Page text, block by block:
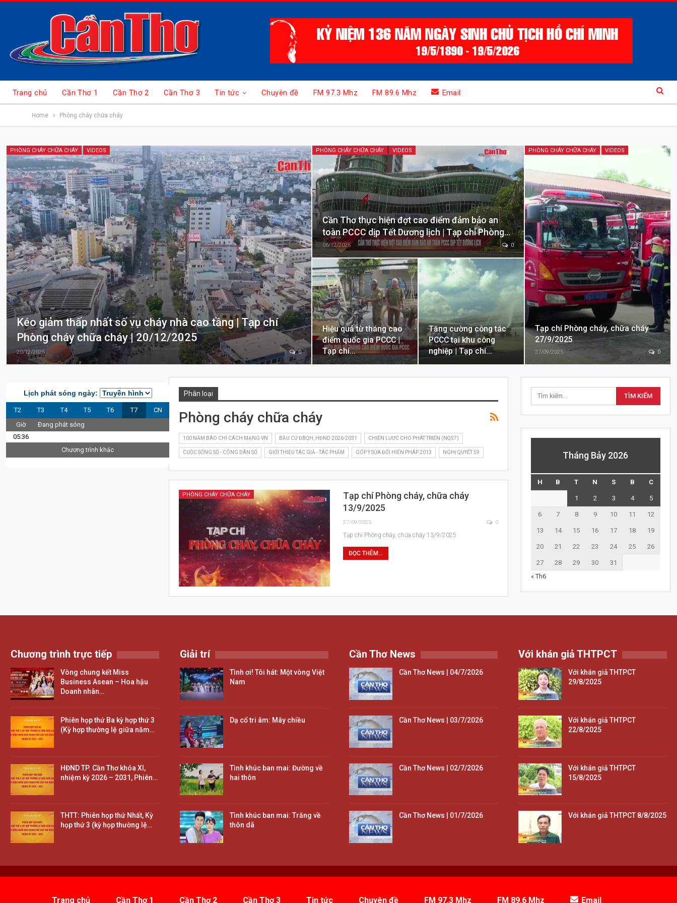
Trang chủ Cần Thơ 1 Cần Thơ 2 Cần Thơ 3 Tin tức Chuyên đề FM 97.3 Mhz FM 89.6 Mhz Email
Home Phòng cháy chữa cháy
PHÒNG CHÁY CHỮA CHÁY VIDEOS
Kéo giảm thấp nhất số vụ cháy nhà cao tầng | Tạp chí
Phòng cháy chữa cháy | 20/12/2025
20/12/2025 0
PHÒNG CHÁY CHỮA CHÁY VIDEOS
Cần Thơ thực hiện đợt cao điểm đảm bảo an
toàn PCCC dịp Tết Dương lịch | Tạp chí Phòng…
06/12/2025 0
Hiệu quả từ tháng cao
điểm quốc gia PCCC |
Tạp chí…
Tăng cường công tác
PCCC tại khu công
nghiệp | Tạp chí…
PHÒNG CHÁY CHỮA CHÁY VIDEOS
Tạp chí Phòng cháy, chữa cháy
27/9/2025
27/09/2025 0
Phân loại
Phòng cháy chữa cháy
100 NĂM BÁO CHÍ CÁCH MẠNG VN BẦU CỬ ĐBQH, HĐND 2026-2031 CHIẾN LƯỢC CHO PHÁT TRIỂN (NQ57)
CUỘC SỐNG SỐ - CÔNG DÂN SỐ GIỚI THIỆU TÁC GIẢ - TÁC PHẨM GÓP Ý SỬA ĐỔI HIẾN PHÁP 2013 NGHỊ QUYẾT 59
PHÒNG CHÁY CHỮA CHÁY
Tạp chí Phòng cháy, chữa cháy
13/9/2025
27/09/2025 0
Tạp chí Phòng cháy, chữa cháy 13/9/2025
ĐỌC THÊM...
Tháng Bảy 2026
H B T N S B C
1 2 3 4 5
6 7 8 9 10 11 12
13 14 15 16 17 18 19
20 21 22 23 24 25 26
27 28 29 30
31
« Th6
Lịch phát sóng ngày:
T2 T3 T4 T5 T6 T7
CN
Giờ
Đang phát sóng
05:36
Chương trình khác
Chương trình trực tiếp
Vòng chung kết Miss
Business Asean – Hoa hậu
Doanh nhân…
Phiên họp thứ Ba kỳ hợp thứ 3
(Kỳ hợp thường lệ giữa năm…
HĐND TP. Cần Thơ khóa XI,
nhiệm kỳ 2026 – 2031, Phiên…
THTT: Phiên họp thứ Nhất, Kỳ
họp thứ 3 (kỳ họp thường lệ…
Giải trí
Tình ơi! Tôi hát: Một vòng Việt
Nam
Dạ cổ tri âm: Mây chiều
Tình khúc ban mai: Đường về
hai thôn
Tình khúc ban mai: Trăng về
thôn dã
Cần Thơ News
Cần Thơ News | 04/7/2026
Cần Thơ News | 03/7/2026
Cần Thơ News | 02/7/2026
Cần Thơ News | 01/7/2026
Với khán giả THTPCT
Với khán giả THTPCT
29/8/2025
Với khán giả THTPCT
22/8/2025
Với khán giả THTPCT
15/8/2025
Với khán giả THTPCT 8/8/2025
Trang chủ Cần Thơ 1 Cần Thơ 2 Cần Thơ 3 Tin tức Chuyên đề FM 97.3 Mhz FM 89.6 Mhz Email